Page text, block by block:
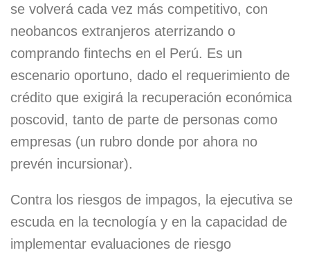
se volverá cada vez más competitivo, con
neobancos extranjeros aterrizando o
comprando fintechs en el Perú. Es un
escenario oportuno, dado el requerimiento de
crédito que exigirá la recuperación económica
poscovid, tanto de parte de personas como
empresas (un rubro donde por ahora no
prevén incursionar).
Contra los riesgos de impagos, la ejecutiva se
escuda en la tecnología y en la capacidad de
implementar evaluaciones de riesgo